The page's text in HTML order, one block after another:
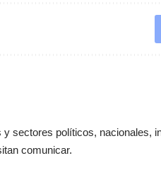
sectores políticos, nacionales,
comunicar.